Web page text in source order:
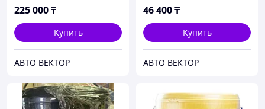
225 000₸
Купить
АВТО ВЕКТОР
46 400₸
Купить
АВТО ВЕКТОР